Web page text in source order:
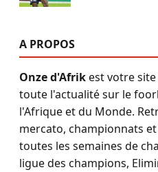
A PROPOS
Onze d'Afrikest votre
toute l'actualité sur le
l'Afrique et du Monde.
mercato, championnats et
toutes les semaines de
ligue des champions,